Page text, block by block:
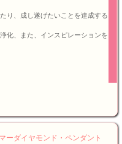
り、成し遂げたいことを達成する
化、また、インスピレーションを
ーダイヤモンド・ペンダント